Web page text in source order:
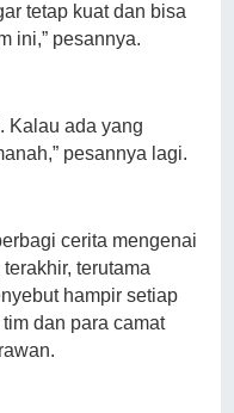
tetap kuat dan bisa
ini,” pesannya.
Kalau ada yang
pesannya lagi.
cerita mengenai
terutama
hampir setiap
dan para camat